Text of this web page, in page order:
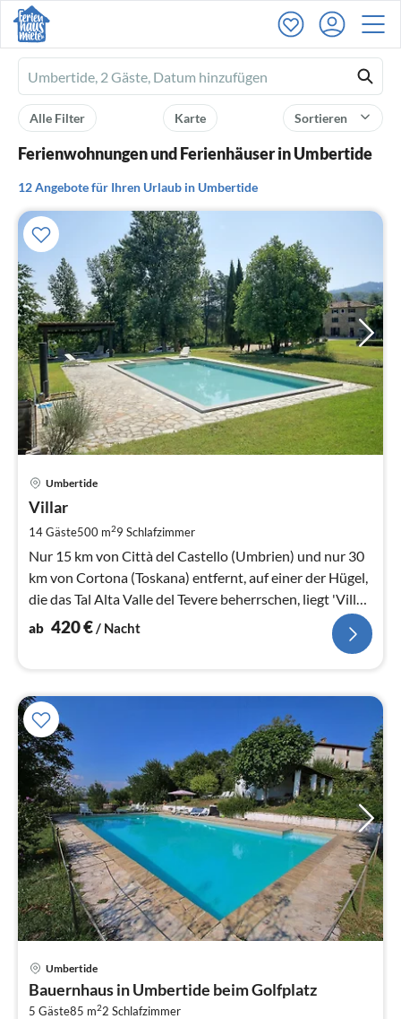
Ferienhausmiete
logo
Sortieren
Karte
Alle Filter
Ferienwohnungen und Ferienhäuser in Umbertide
12 Angebote für Ihren Urlaub in Umbertide
Umbertide
Villar
14 Gäste500 m29 Schlafzimmer
Nur 15 km von Città del Castello (Umbrien) und nur 30
km von Cortona (Toskana) entfernt, auf einer der Hügel,
die das Tal Alta Valle del Tevere beherrschen, liegt 'Villa
Villar'.
ab 420€/ Nacht
Umbertide
Bauernhaus in Umbertide beim Golfplatz
5 Gäste85 m22 Schlafzimmer